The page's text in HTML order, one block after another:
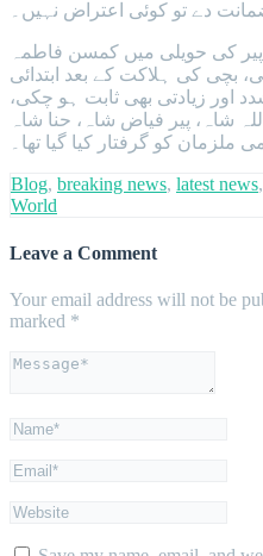
اگست 2023 میں پیر کی حویلی میں کمسن فاطمہ
بچی کی ہلاکت کے بعد ابتدائی
اور زیادتی بھی ثابت ہو چکی،
شاہ، پیر فیاض شاہ، حنا شاہ
ملزمان کو گرفتار کیا گیا تھا۔
Blog, breaking news, latest news,
World
Leave a Comment
Your email address will not be
marked *